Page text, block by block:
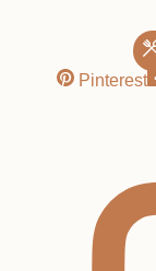
Pinterest